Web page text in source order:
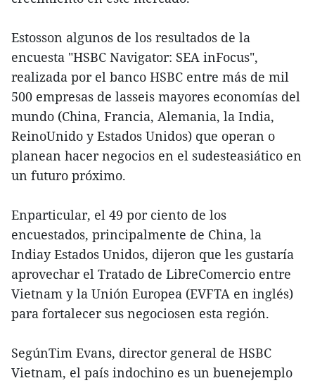
Estosson algunos de los resultados de la
encuesta "HSBC Navigator: SEA inFocus",
realizada por el banco HSBC entre más de mil
500 empresas de lasseis mayores economías del
mundo (China, Francia, Alemania, la India,
ReinoUnido y Estados Unidos) que operan o
planean hacer negocios en el sudesteasiático en
un futuro próximo.
Enparticular, el 49 por ciento de los
encuestados, principalmente de China, la
Indiay Estados Unidos, dijeron que les gustaría
aprovechar el Tratado de LibreComercio entre
Vietnam y la Unión Europea (EVFTA en inglés)
para fortalecer sus negociosen esta región.
SegúnTim Evans, director general de HSBC
Vietnam, el país indochino es un buenejemplo